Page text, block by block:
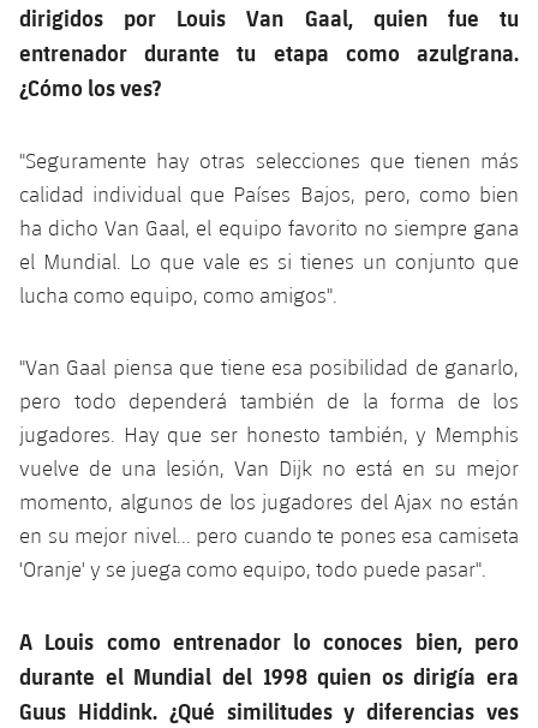
dirigidos por Louis Van Gaal, quien fue tu
entrenador durante tu etapa como azulgrana.
¿Cómo los ves?
"Seguramente hay otras selecciones que tienen más
calidad individual que Países Bajos, pero, como bien
ha dicho Van Gaal, el equipo favorito no siempre gana
el Mundial. Lo que vale es si tienes un conjunto que
lucha como equipo, como amigos".
"Van Gaal piensa que tiene esa posibilidad de ganarlo,
pero todo dependerá también de la forma de los
jugadores. Hay que ser honesto también, y Memphis
vuelve de una lesión, Van Dijk no está en su mejor
momento, algunos de los jugadores del Ajax no están
en su mejor nivel... pero cuando te pones esa camiseta
'Oranje' y se juega como equipo, todo puede pasar".
A Louis como entrenador lo conoces bien, pero
durante el Mundial del 1998 quien os dirigía era
Guus Hiddink. ¿Qué similitudes y diferencias ves